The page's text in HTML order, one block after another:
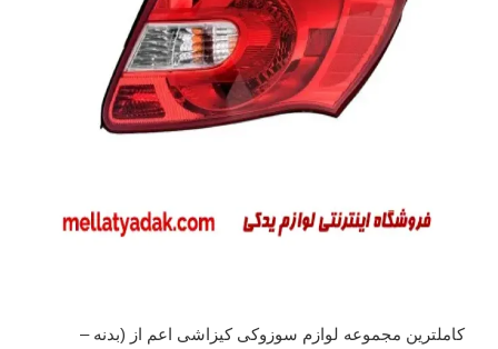
کاملترین مجموعه لوازم سوزوکی کیزاشی اعم از (بدنه –